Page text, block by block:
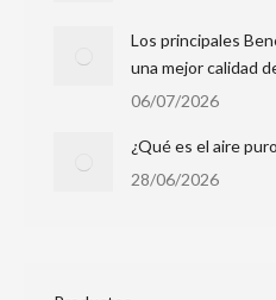
Los principales
una mejor calidad
06/07/2026
¿Qué es el aire
28/06/2026